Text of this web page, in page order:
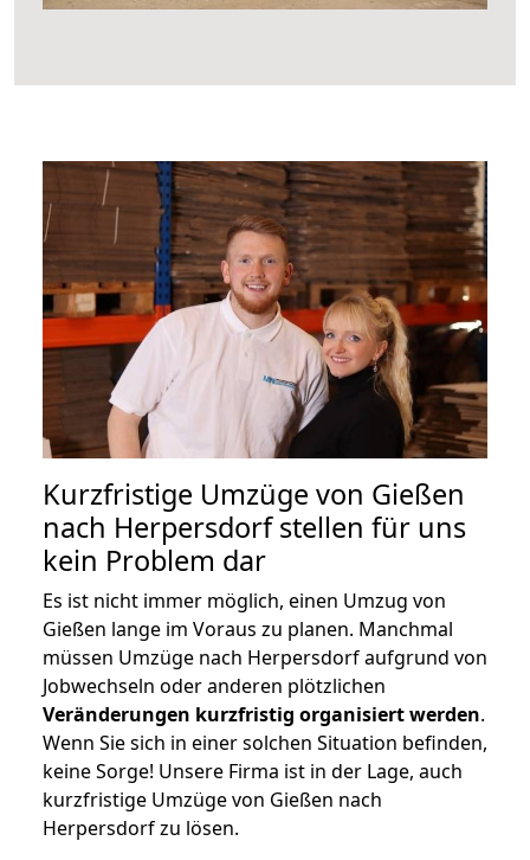
Kurzfristige Umzüge von Gießen
nach Herpersdorf stellen für uns
kein Problem dar
Es ist nicht immer möglich, einen Umzug von
Gießen lange im Voraus zu planen. Manchmal
müssen Umzüge nach Herpersdorf aufgrund von
Jobwechseln oder anderen plötzlichen
Veränderungen kurzfristig organisiert werden.
Wenn Sie sich in einer solchen Situation befinden,
keine Sorge! Unsere Firma ist in der Lage, auch
kurzfristige Umzüge von Gießen nach
Herpersdorf zu lösen.